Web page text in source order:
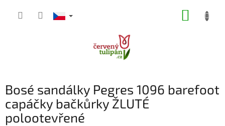
Bosé sandálky Pegres 1096 barefoot
capáčky bačkůrky ŽLUTÉ
polootevřené